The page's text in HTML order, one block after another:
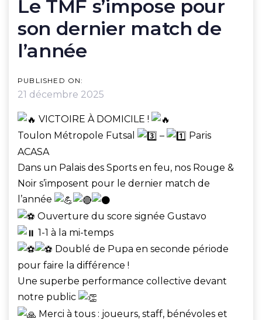
Le TMF s’impose pour
son dernier match de
l’année
PUBLISHED ON:
21 décembre 2025
VICTOIRE À DOMICILE !
Toulon Métropole Futsal
–
Paris
ACASA
Dans un Palais des Sports en feu, nos Rouge &
Noir s’imposent pour le dernier match de
l’année
Ouverture du score signée Gustavo
1-1 à la mi-temps
Doublé de Pupa en seconde période
pour faire la différence !
Une superbe performance collective devant
notre public
Merci à tous : joueurs, staff, bénévoles et
NAVIGATION